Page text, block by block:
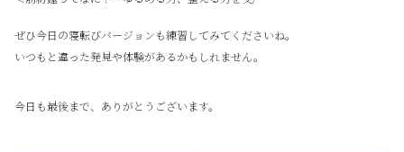
ぜひ今日の寝転びバージョンも練習してみてくださいね。
いつもと違った発見や体験があるかもしれません。
今日も最後まで、ありがとうございます。